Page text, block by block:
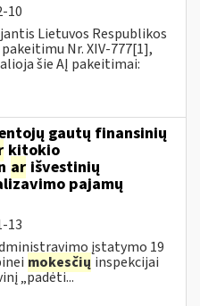
10
Lietuvos Respublikos
Nr. XIV-777[1],
šie AĮ pakeitimai:
gautų finansinių
kitokio
ar išvestinių
pajamų
13
įstatymo 19
mokesčių inspekcijai
„padėti...